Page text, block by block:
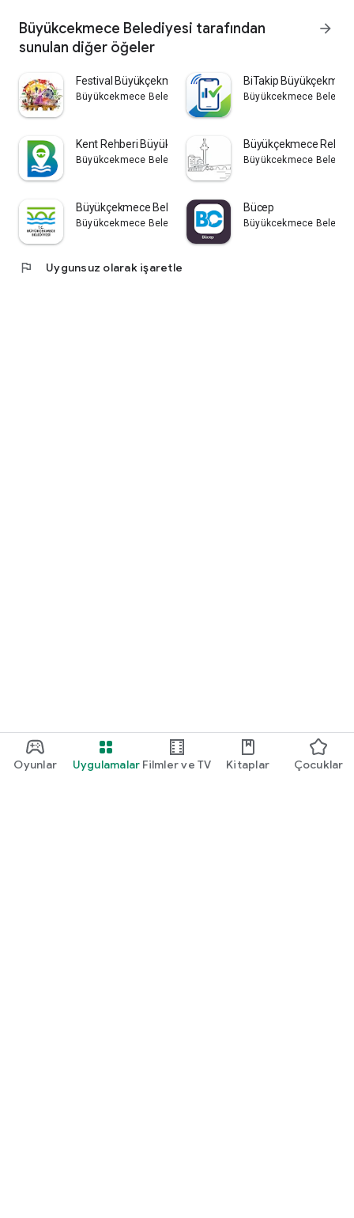
Oyunlar Uygulamalar Filmler ve TV Kitaplar Çocuklar
Büyükcekmece Belediyesi tarafından
sunulan diğer öğeler
arrow_forward
Festival Büyükçekmece
Büyükcekmece Belediyesi
BiTakip
Büyükcekmece
Kent Rehberi Büyükçekmece
Büyükcekmece Belediyesi
Büyükçekmece
Büyükcekmece
Büyükçekmece Belediyesi
Büyükcekmece Belediyesi
Bücep
Büyükcekmece
flag Uygunsuz olarak işaretle